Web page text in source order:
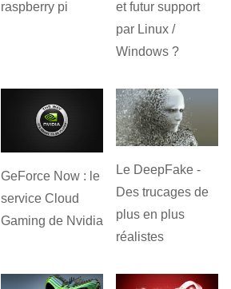
raspberry pi
et futur support
par Linux /
Windows ?
GeForce Now : le
service Cloud
Gaming de Nvidia
Le DeepFake -
Des trucages de
plus en plus
réalistes